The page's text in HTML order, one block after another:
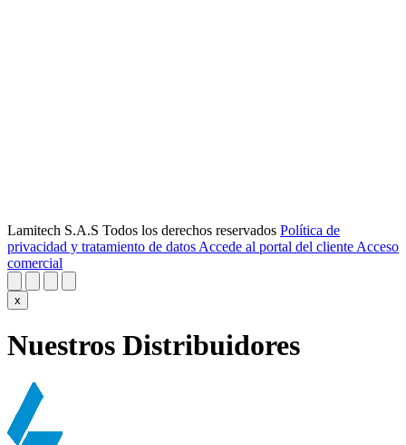
Lamitech S.A.S Todos los derechos reservados Política de
privacidad y tratamiento de datos Accede al portal del cliente Acceso
comercial
x
Nuestros Distribuidores